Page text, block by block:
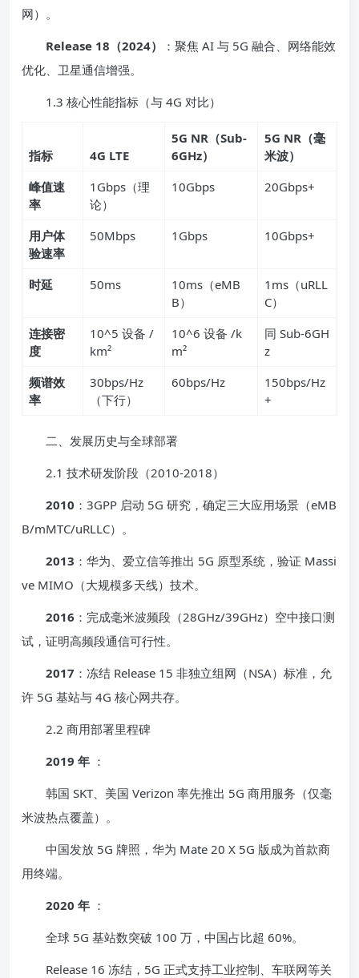
网）。
Release 18（2024）
：聚焦 AI 与 5G 融合、网络能效
优化、卫星通信增强。
1.3 核心性能指标（与 4G 对比）
指标 4G LTE
5G NR（Sub-
6GHz）
5G NR（毫
米波）
峰值速
率
1Gbps（理
论）
10Gbps 20Gbps+
用户体
验速率
50Mbps 1Gbps 10Gbps+
时延 50ms
10ms（eMB
B）
1ms（uRLL
C）
连接密
度
10^5 设备 /
km²
10^6 设备 /k
m²
同 Sub-6GH
z
频谱效
率
30bps/Hz
（下行）
60bps/Hz
150bps/Hz
+
二、发展历史与全球部署
2.1 技术研发阶段（2010-2018）
2010 ：3GPP 启动 5G 研究，确定三大应用场景（eMB
B/mMTC/uRLLC）。
2013 ：华为、爱立信等推出 5G 原型系统，验证 Massi
ve MIMO（大规模多天线）技术。
2016 ：完成毫米波频段（28GHz/39GHz）空中接口测
试，证明高频段通信可行性。
2017 ：冻结 Release 15 非独立组网（NSA）标准，允
许 5G 基站与 4G 核心网共存。
2.2 商用部署里程碑
2019 年 ：
韩国 SKT、美国 Verizon 率先推出 5G 商用服务（仅毫
米波热点覆盖）。
中国发放 5G 牌照，华为 Mate 20 X 5G 版成为首款商
用终端。
2020 年 ：
全球 5G 基站数突破 100 万，中国占比超 60%。
Release 16 冻结，5G 正式支持工业控制、车联网等关